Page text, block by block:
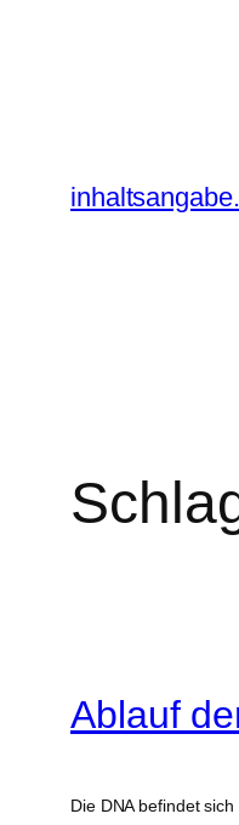
Ablauf
Die DNA befindet